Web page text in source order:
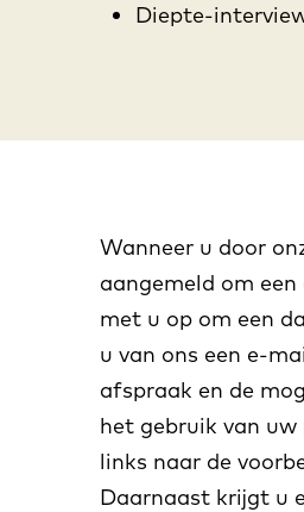
Diepte-
Wanneer u door
aangemeld om
met u op om een
u van ons een e-
afspraak en de
het gebruik van uw
links naar de
Daarnaast krijgt u